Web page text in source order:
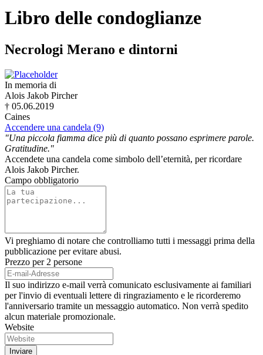
Libro delle condoglianze
Necrologi Merano e dintorni
In memoria di
Alois Jakob Pircher
† 05.06.2019
Caines
Accendere una candela (9)
"Una piccola fiamma dice più di quanto possano esprimere parole.
Gratitudine."
Accendete una candela come simbolo dell’eternità, per ricordare
Alois Jakob Pircher.
Campo obbligatorio
Vi preghiamo di notare che controlliamo tutti i messaggi prima della
pubblicazione per evitare abusi.
Prezzo per 2 persone
Il suo indirizzo e-mail verrà comunicato esclusivamente ai familiari
per l'invio di eventuali lettere di ringraziamento e le ricorderemo
l'anniversario tramite un messaggio automatico. Non verrà spedito
alcun materiale promozionale.
Website